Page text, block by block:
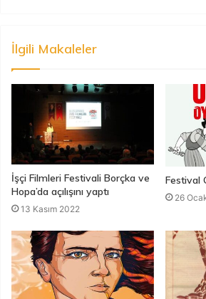
İlgili Makaleler
İşçi Filmleri Festivali Borçka ve
Hopa’da açılışını yaptı
13 Kasım 2022
Festival
26